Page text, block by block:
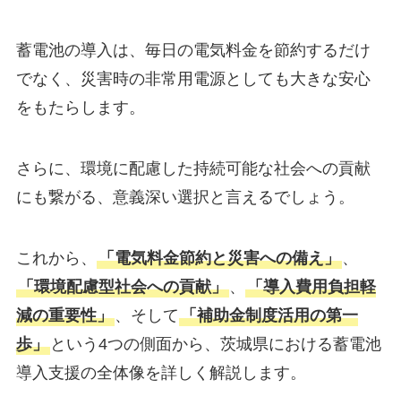
蓄電池の導入は、毎日の電気料金を節約するだけ
でなく、災害時の非常用電源としても大きな安心
をもたらします。
さらに、環境に配慮した持続可能な社会への貢献
にも繋がる、意義深い選択と言えるでしょう。
これから、 「電気料金節約と災害への備え」、
「環境配慮型社会への貢献」、 「導入費用負担軽
減の重要性」、そして「補助金制度活用の第一
歩」という4つの側面から、茨城県における蓄電池
導入支援の全体像を詳しく解説します。